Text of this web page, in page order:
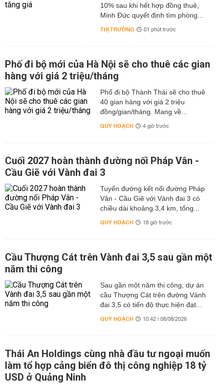
10% sau khi hết hợp đồng thuê,
Minh Đức quyết định tìm phòng...
THỊ TRƯỜNG 01 phút trước
Phố đi bộ mới của Hà Nội sẽ cho thuê các gian
hàng với giá 2 triệu/tháng
Phố đi bộ Thành Thái sẽ cho thuê
40 gian hàng với giá 2 triệu
đồng/gian/tháng. Mang về...
QUY HOẠCH 4 giờ trước
Cuối 2027 hoàn thành đường nối Pháp Vân -
Cầu Giẽ với Vành đai 3
Tuyến đường kết nối đường Pháp
Vân - Cầu Giẽ với Vành đai 3 có
chiều dài khoảng 3,4 km, tổng...
QUY HOẠCH 18 giờ trước
Cầu Thượng Cát trên Vành đai 3,5 sau gần một
năm thi công
Sau gần một năm thi công, dự án
cầu Thượng Cát trên đường Vành
đai 3,5 có tiến độ thực hiện đạt...
QUY HOẠCH 10:42 | 08/08/2026
Thái An Holdings cùng nhà đầu tư ngoại muốn
làm tổ hợp cảng biển đô thị công nghiệp 18 tỷ
USD ở Quảng Ninh